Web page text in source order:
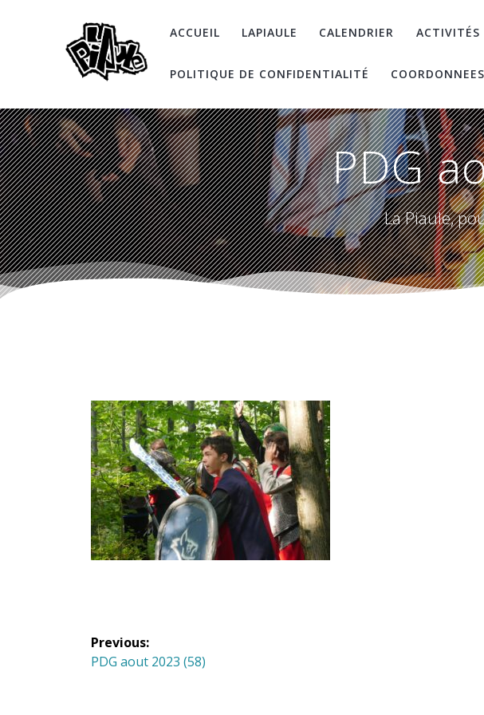
ACCUEIL LAPIAULE CALENDRIER ACTIVITÉS
POLITIQUE DE CONFIDENTIALITÉ COORDONNEES
PDG
La Piaule,
Navigation
de
Previous:
Previous
PDG aout 2023 (58)